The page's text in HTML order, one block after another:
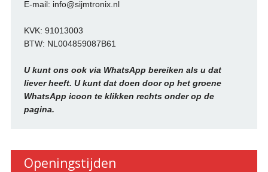
E-mail: info@sijmtronix.nl
KVK: 91013003
BTW: NL004859087B61
U kunt ons ook via WhatsApp bereiken als u dat
liever heeft. U kunt dat doen door op het groene
WhatsApp icoon te klikken rechts onder op de
pagina.
Openingstijden